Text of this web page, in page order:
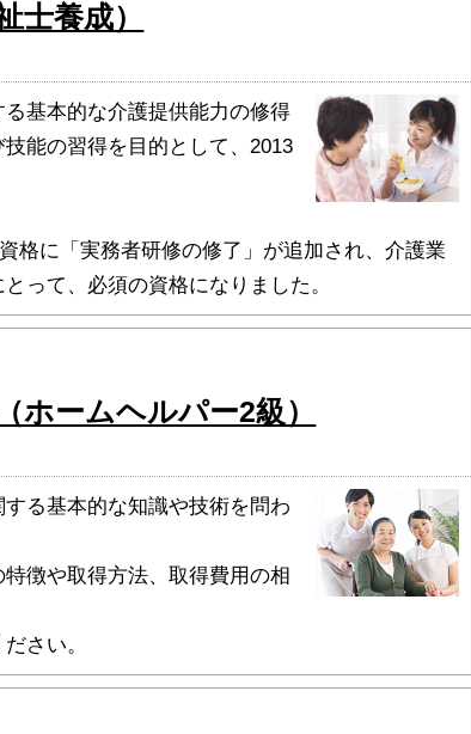
士養成）
基本的な介護提供能力の修得
能の習得を目的として、2013
格に「実務者研修の修了」が追加され、介護業
って、必須の資格になりました。
ホームヘルパー2級）
する基本的な知識や技術を問わ
徴や取得方法、取得費用の相
さい。